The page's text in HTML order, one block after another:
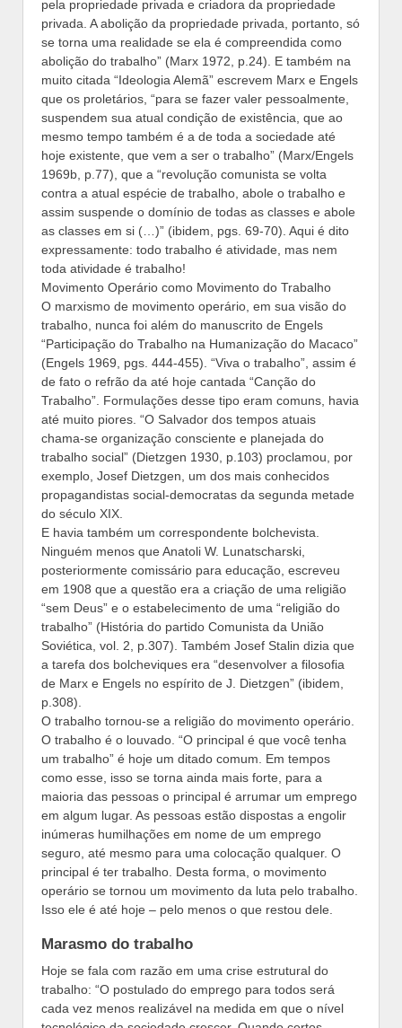
pela propriedade privada e criadora da propriedade
privada. A abolição da propriedade privada, portanto, só
se torna uma realidade se ela é compreendida como
abolição do trabalho” (Marx 1972, p.24). E também na
muito citada “Ideologia Alemã” escrevem Marx e Engels
que os proletários, “para se fazer valer pessoalmente,
suspendem sua atual condição de existência, que ao
mesmo tempo também é a de toda a sociedade até
hoje existente, que vem a ser o trabalho” (Marx/Engels
1969b, p.77), que a “revolução comunista se volta
contra a atual espécie de trabalho, abole o trabalho e
assim suspende o domínio de todas as classes e abole
as classes em si (…)” (ibidem, pgs. 69-70). Aqui é dito
expressamente: todo trabalho é atividade, mas nem
toda atividade é trabalho!
Movimento Operário como Movimento do Trabalho
O marxismo de movimento operário, em sua visão do
trabalho, nunca foi além do manuscrito de Engels
“Participação do Trabalho na Humanização do Macaco”
(Engels 1969, pgs. 444-455). “Viva o trabalho”, assim é
de fato o refrão da até hoje cantada “Canção do
Trabalho”. Formulações desse tipo eram comuns, havia
até muito piores. “O Salvador dos tempos atuais
chama-se organização consciente e planejada do
trabalho social” (Dietzgen 1930, p.103) proclamou, por
exemplo, Josef Dietzgen, um dos mais conhecidos
propagandistas social-democratas da segunda metade
do século XIX.
E havia também um correspondente bolchevista.
Ninguém menos que Anatoli W. Lunatscharski,
posteriormente comissário para educação, escreveu
em 1908 que a questão era a criação de uma religião
“sem Deus” e o estabelecimento de uma “religião do
trabalho” (História do partido Comunista da União
Soviética, vol. 2, p.307). Também Josef Stalin dizia que
a tarefa dos bolcheviques era “desenvolver a filosofia
de Marx e Engels no espírito de J. Dietzgen” (ibidem,
p.308).
O trabalho tornou-se a religião do movimento operário.
O trabalho é o louvado. “O principal é que você tenha
um trabalho” é hoje um ditado comum. Em tempos
como esse, isso se torna ainda mais forte, para a
maioria das pessoas o principal é arrumar um emprego
em algum lugar. As pessoas estão dispostas a engolir
inúmeras humilhações em nome de um emprego
seguro, até mesmo para uma colocação qualquer. O
principal é ter trabalho. Desta forma, o movimento
operário se tornou um movimento da luta pelo trabalho.
Isso ele é até hoje – pelo menos o que restou dele.
Marasmo do trabalho
Hoje se fala com razão em uma crise estrutural do
trabalho: “O postulado do emprego para todos será
cada vez menos realizável na medida em que o nível